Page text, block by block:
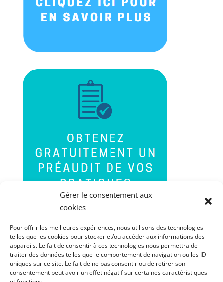
Gérer le consentement aux
cookies
Pour offrir les meilleures expériences, nous utilisons des technologies
telles que les cookies pour stocker et/ou accéder aux informations des
appareils. Le fait de consentir à ces technologies nous permettra de
traiter des données telles que le comportement de navigation ou les ID
uniques sur ce site. Le fait de ne pas consentir ou de retirer son
consentement peut avoir un effet négatif sur certaines caractéristiques